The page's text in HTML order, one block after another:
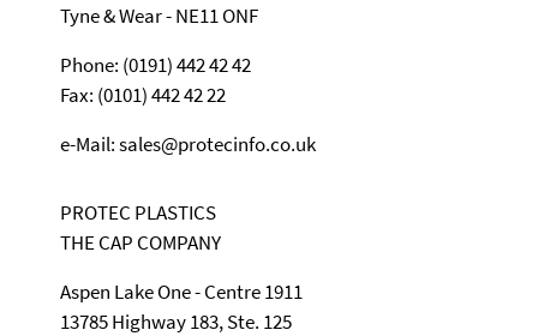
Tyne & Wear - NE11 ONF
Phone: (0191) 442 42 42
Fax: (0101) 442 42 22
e-Mail: sales@protecinfo.co.uk
PROTEC PLASTICS
THE CAP COMPANY
Aspen Lake One - Centre 1911
13785 Highway 183, Ste. 125